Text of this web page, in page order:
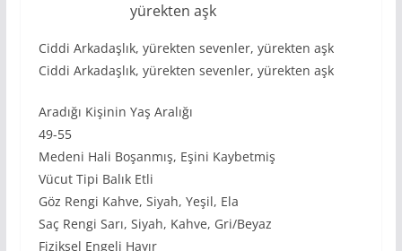
yürekten aşk
Ciddi Arkadaşlık, yürekten sevenler, yürekten aşk
Ciddi Arkadaşlık, yürekten sevenler, yürekten aşk
Aradığı Kişinin Yaş Aralığı
49-55
Medeni Hali Boşanmış, Eşini Kaybetmiş
Vücut Tipi Balık Etli
Göz Rengi Kahve, Siyah, Yeşil, Ela
Saç Rengi Sarı, Siyah, Kahve, Gri/Beyaz
Fiziksel Engeli Hayır